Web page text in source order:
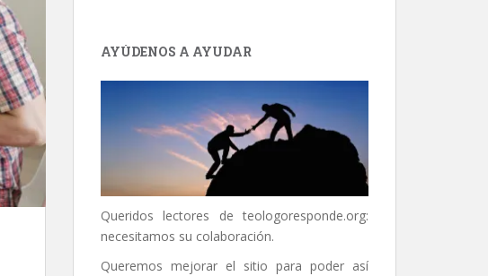
AYÚDENOS A AYUDAR
Queridos lectores de teologoresponde.org:
necesitamos su colaboración.
Queremos mejorar el sitio para poder así